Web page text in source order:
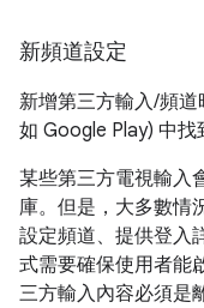
新頻道設定
新增第三方輸入/頻
如 Google Play) 中找
某些第三方電視輸入
庫。但是，大多數情
設定頻道、提供登入
式需要確保使用者能
三方輸入內容必須是